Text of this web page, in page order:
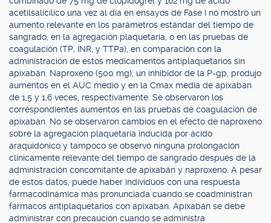
acetilsalicílico una vez al día en ensayos de Fase I no mostró un
aumento relevante en los parámetros estándar del tiempo de
sangrado, en la agregación plaquetaria, o en las pruebas de
coagulación (TP, INR, y TTPa), en comparación con la
administración de estos medicamentos antiplaquetarios sin
apixabán. Naproxeno (500 mg), un inhibidor de la P-gp, produjo
aumentos en el AUC medio y en la Cmax media de apixabán
de 1,5 y 1,6 veces, respectivamente. Se observaron los
correspondientes aumentos en las pruebas de coagulación de
apixabán. No se observaron cambios en el efecto de naproxeno
sobre la agregación plaquetaria inducida por ácido
araquidónico y tampoco se observó ninguna prolongación
clínicamente relevante del tiempo de sangrado después de la
administración concomitante de apixabán y naproxeno. A pesar
de estos datos, puede haber individuos con una respuesta
farmacodinámica más pronunciada cuando se coadministran
fármacos antiplaquetarios con apixabán. Apixabán se debe
administrar con precaución cuando se administra